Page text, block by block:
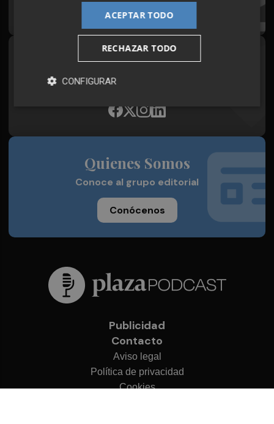
Síguenos en redes
Plaza Podcast, desde cualquier medio
Quienes Somos
Conoce al grupo editorial
Conócenos
Publicidad
Contacto
Aviso legal
Política de privacidad
Cookies
ACEPTAR TODO
RECHAZAR TODO
CONFIGURAR